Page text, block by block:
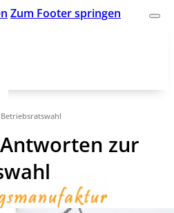
Zum Footer springen
zur